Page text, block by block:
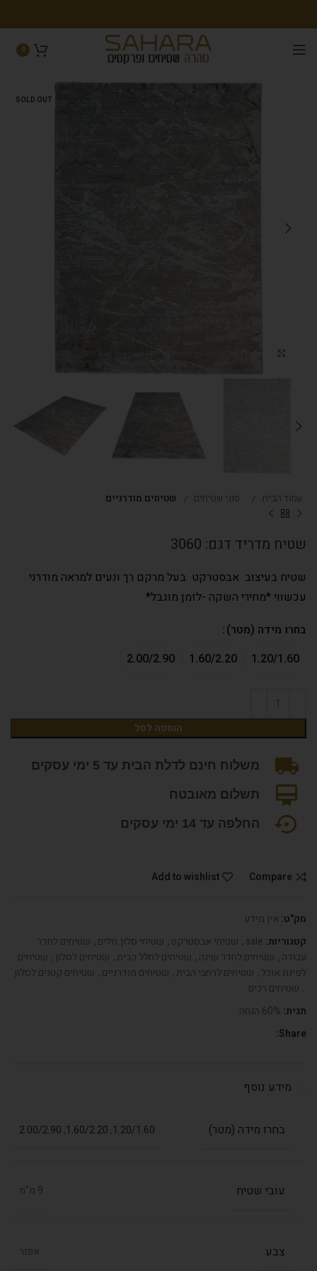
0
SOLD OUT
עמוד הבית סוגי שטיחים שטיחים מודרניים
שטיח מדריד דגם: 3060
שטיח בעיצוב אבסטרקט בעל מרקם רך ונעים למראה מודרני
עכשווי *מחירי השקה -לזמן מוגבל*
בחרו מידה (מטר)
1.20/1.60
1.60/2.20
2.00/2.90
הוספה לסל
משלוח חינם לדלת הבית עד 5 ימי עסקים
תשלום מאובטח
החלפה עד 14 ימי עסקים
Compare
Add to wishlist
מק"ט: אין מידע
קטגוריות: sale
, שטיחי אבסטרקט, שטיחי סלון זולים, שטיחים לחדר
עבודה, שטיחים לחדר שינה, שטיחים לחלל הבית, שטיחים לסלון, שטיחים
לפינת אוכל, שטיחים לרחבי הבית, שטיחים מודרניים, שטיחים קטנים לסלון
, שטיחים רכים
תגית: 60% הנחה
Share:
מידע נוסף
בחרו מידה (מטר) 1.20/1.60
,
1.60/2.20
,
2.00/2.90
עובי שטיח 9 מ"מ
צבע אפור